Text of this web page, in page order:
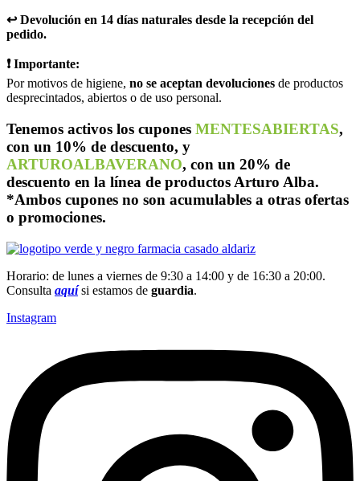
↩️ Devolución en 14 días naturales desde la recepción del
pedido.
❗ Importante:
Por motivos de higiene, no se aceptan devoluciones de productos
desprecintados, abiertos o de uso personal.
Tenemos activos los cupones MENTESABIERTAS,
con un 10% de descuento, y
ARTUROALBAVERANO, con un 20% de
descuento en la línea de productos Arturo Alba.
*Ambos cupones no son acumulables a otras ofertas
o promociones.
Horario: de lunes a viernes de 9:30 a 14:00 y de 16:30 a 20:00.
Consulta aquísi estamos de guardia.
Instagram